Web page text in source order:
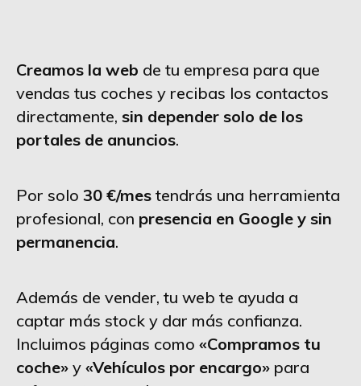
Creamos la web de tu empresa para que
vendas tus coches y recibas los contactos
directamente, sin depender solo de los
portales de anuncios.
Por solo 30 €/mes tendrás una herramienta
profesional, con presencia en Google y sin
permanencia.
Además de vender, tu web te ayuda a
captar más stock y dar más confianza.
Incluimos páginas como «Compramos tu
coche» y «Vehículos por encargo» para